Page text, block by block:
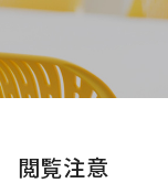
閲覧注意